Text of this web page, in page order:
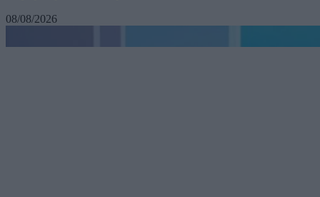
08/08/2026